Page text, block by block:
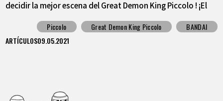
decidir la mejor escena del Great Demon King Piccolo ! ¡El
Piccolo Great Demon King Piccolo
BANDAI
ARTÍCULOS09.05.2021